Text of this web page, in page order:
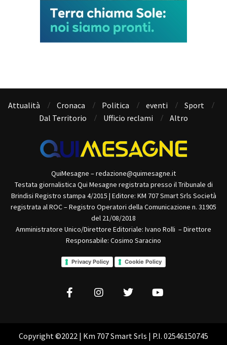
Attualità Cronaca Politica eventi
Sport
Dal Territorio
Ufficio reclami Altro
QuiMesagne – redazione@quimesagne.it
Testata giornalistica Qui Mesagne registrata presso il Tribunale di
Brindisi Registro stampa 4/2015 | Editore: KM 707 Smart Srls Società
registrata al ROC – Registro Operatori della Comunicazione n. 31905
del 21/08/2018
Amministratore Unico/Direttore Editoriale: Ivano Rolli – Direttore
Responsabile: Cosimo Saracino
Privacy Policy Cookie Policy
Copyright ©2022 | Km 707 Smart Srls | P.I. 02546150745